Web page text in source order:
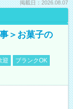
掲載日：2026.08.07
＞お菓子の
迎
ブランクOK